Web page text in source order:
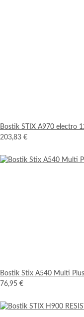
Bostik STIX A970 electro
203,83 €
Bostik Stix A540 Multi
76,95 €